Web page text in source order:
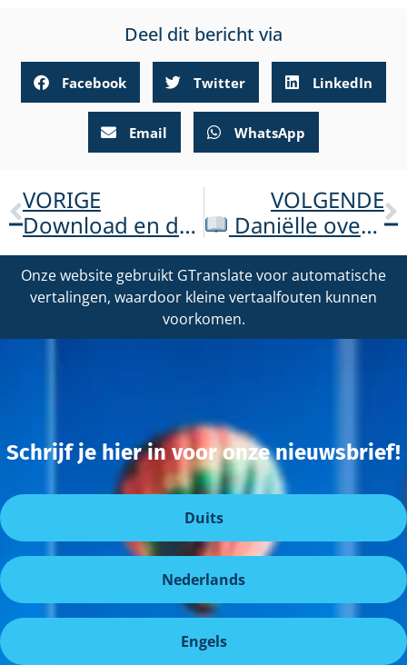
Deel dit bericht via
Facebook Twitter LinkedIn
Email WhatsApp
VORIGE
Download en deel nu onze ‘Meer oog voor ADOA’-zorgverlenersfolder!
VOLGENDE
Daniëlle over leven met ADOA in VROUW
Onze website gebruikt GTranslate voor automatische
vertalingen, waardoor kleine vertaalfouten kunnen
voorkomen.
Schrijf je hier in voor onze nieuwsbrief!
Duits
Nederlands
Engels